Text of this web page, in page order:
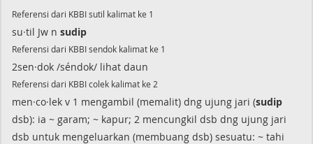
Referensi dari KBBI sutil kalimat ke 1
su·til Jw n sudip
Referensi dari KBBI sendok kalimat ke 1
2sen·dok /séndok/ lihat daun
Referensi dari KBBI colek kalimat ke 2
men·co·lek v 1 mengambil (memalit) dng ujung jari (sudip
dsb): ia ~ garam; ~ kapur; 2 mencungkil dsb dng ujung jari
dsb untuk mengeluarkan (membuang dsb) sesuatu: ~ tahi